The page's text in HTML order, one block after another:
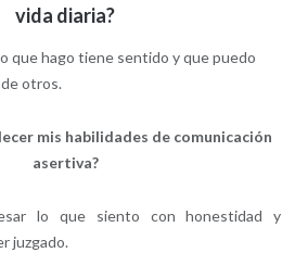
vida diaria?
que hago tiene sentido y que puedo
otros.
mis habilidades de comunicación
asertiva?
lo que siento con honestidad y
juzgado.